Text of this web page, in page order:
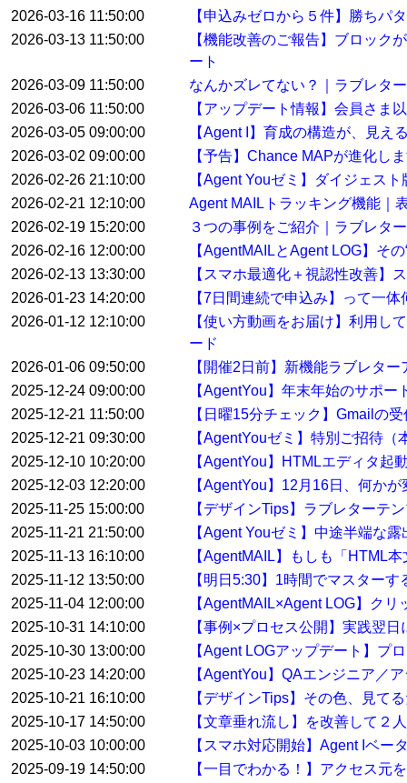
2026-03-16 11:50:00
【申込みゼロから５件】勝ちパ
2026-03-13 11:50:00
【機能改善のご報告】ブロック
ート
2026-03-09 11:50:00
なんかズレてない？｜ラブレタ
2026-03-06 11:50:00
【アップデート情報】会員さま
2026-03-05 09:00:00
【Agent I】育成の構造が、見え
2026-03-02 09:00:00
【予告】Chance MAPが進化し
2026-02-26 21:10:00
【Agent Youゼミ】ダイジェス
2026-02-21 12:10:00
Agent MAILトラッキング機能｜
2026-02-19 15:20:00
３つの事例をご紹介｜ラブレタ
2026-02-16 12:00:00
【AgentMAILとAgent LOG】そ
2026-02-13 13:30:00
【スマホ最適化＋視認性改善】
2026-01-23 14:20:00
【7日間連続で申込み】って一
2026-01-12 12:10:00
【使い方動画をお届け】利用し
ード
2026-01-06 09:50:00
【開催2日前】新機能ラブレタ
2025-12-24 09:00:00
【AgentYou】年末年始のサポー
2025-12-21 11:50:00
【日曜15分チェック】Gmailの
2025-12-21 09:30:00
【AgentYouゼミ】特別ご招待
2025-12-10 10:20:00
【AgentYou】HTMLエディタ起
2025-12-03 12:20:00
【AgentYou】12月16日、何か
2025-11-25 15:00:00
【デザインTips】ラブレターテ
2025-11-21 21:50:00
【Agent Youゼミ】中途半端な
2025-11-13 16:10:00
【AgentMAIL】もしも「HTML
2025-11-12 13:50:00
【明日5:30】1時間でマスター
2025-11-04 12:00:00
【AgentMAIL×Agent LOG】ク
2025-10-31 14:10:00
【事例×プロセス公開】実践翌
2025-10-30 13:00:00
【Agent LOGアップデート】プ
2025-10-23 14:20:00
【AgentYou】QAエンジニア／
2025-10-21 16:10:00
【デザインTips】その色、見て
2025-10-17 14:50:00
【文章垂れ流し】を改善して２
2025-10-03 10:00:00
【スマホ対応開始】Agent Iベー
2025-09-19 14:50:00
【一目でわかる！】アクセス元